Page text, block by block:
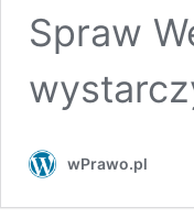
Spraw
wPrawo.pl